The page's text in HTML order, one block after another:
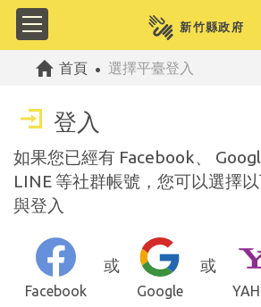
首頁 選擇平臺登入
登入
如果您已經有 Facebook、
LINE 等社群帳號，您可以選擇
與登入
Facebook
或
Google
或